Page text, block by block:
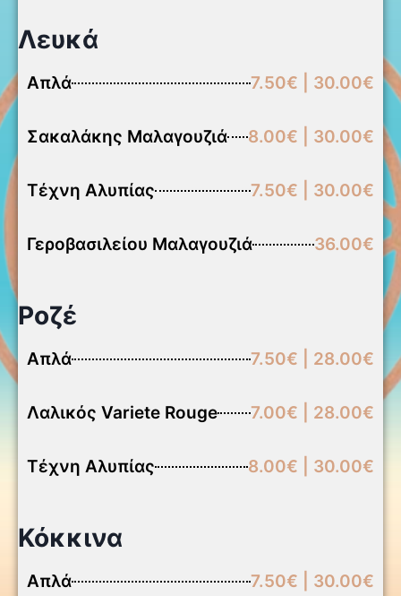
Λευκά
Απλά 7.50€ | 30.00€
Σακαλάκης Μαλαγουζιά 8.00€ | 30.00€
Τέχνη Αλυπίας 7.50€ | 30.00€
Γεροβασιλείου Μαλαγουζιά 36.00€
Ροζέ
Απλά 7.50€ | 28.00€
Λαλικός Variete Rouge 7.00€ | 28.00€
Τέχνη Αλυπίας 8.00€ | 30.00€
Κόκκινα
Απλά 7.50€ | 30.00€